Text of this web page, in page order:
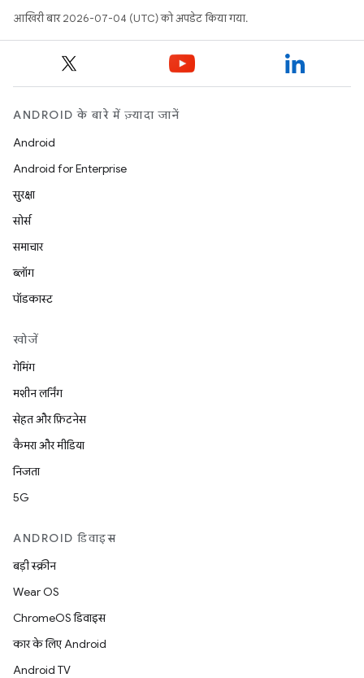
आखिरी बार 2026-07-04 (UTC) को अपडेट किया गया.
ANDROID के बारे में ज़्यादा जानें
Android
Android for Enterprise
सुरक्षा
सोर्स
समाचार
ब्लॉग
पॉडकास्ट
खोजें
गेमिंग
मशीन लर्निंग
सेहत और फ़िटनेस
कैमरा और मीडिया
निजता
5G
ANDROID डिवाइस
बड़ी स्क्रीन
Wear OS
ChromeOS डिवाइस
कार के लिए Android
Android TV